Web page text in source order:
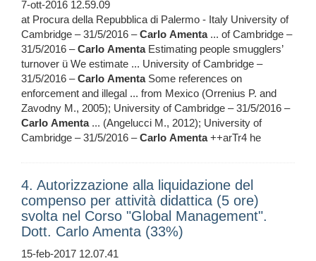
7-ott-2016 12.59.09
at Procura della Repubblica di Palermo - Italy University of
Cambridge – 31/5/2016 –Carlo Amenta... of Cambridge –
31/5/2016 –Carlo AmentaEstimating people smugglers’
turnover ü We estimate ... University of Cambridge –
31/5/2016 –Carlo AmentaSome references on
enforcement and illegal ... from Mexico (Orrenius P. and
Zavodny M., 2005); University of Cambridge – 31/5/2016 –
Carlo Amenta... (Angelucci M., 2012); University of
Cambridge – 31/5/2016 –Carlo Amenta++arTr4 he
4. Autorizzazione alla liquidazione del
compenso per attività didattica (5 ore)
svolta nel Corso "Global Management".
Dott. Carlo Amenta (33%)
15-feb-2017 12.07.41